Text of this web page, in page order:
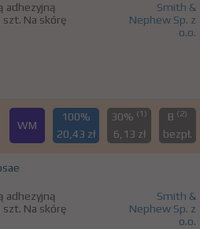
adhezyjną
szt. Na skórę
Smith &
Nephew Sp. z
o.o.
WM
100%
20,43 zł
30% (1)
6,13 zł
B (2)
bezpł.
adhezyjną
szt. Na skórę
Smith &
Nephew Sp. z
o.o.